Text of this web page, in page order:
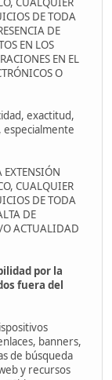
DE TODA
DE
EN LOS
EN EL
O
exactitud,
especialmente
EXTENSIÓN
CUALQUIER
DE TODA
DE
O ACTUALIDAD
por la
fuera del
banners,
de búsqueda
y recursos